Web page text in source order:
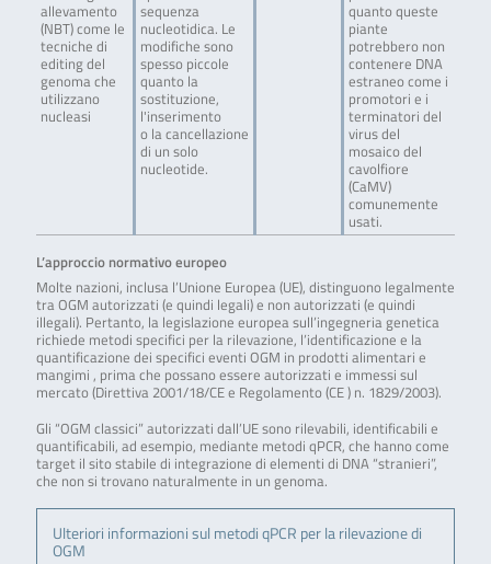
allevamento
(NBT) come le
tecniche di
editing del
genoma che
utilizzano
nucleasi
sequenza
nucleotidica. Le
modifiche sono
spesso piccole
quanto la
sostituzione,
l'inserimento
o la cancellazione
di un solo
nucleotide.
quanto queste
piante
potrebbero non
contenere DNA
estraneo come i
promotori e i
terminatori del
virus del
mosaico del
cavolfiore
(CaMV)
comunemente
usati.
L’approccio normativo europeo
Molte nazioni, inclusa l’Unione Europea (UE), distinguono legalmente
tra OGM autorizzati (e quindi legali) e non autorizzati (e quindi
illegali). Pertanto, la legislazione europea sull’ingegneria genetica
richiede metodi specifici per la rilevazione, l’identificazione e la
quantificazione dei specifici eventi OGM in prodotti alimentari e
mangimi , prima che possano essere autorizzati e immessi sul
mercato (Direttiva 2001/18/CE e Regolamento (CE ) n. 1829/2003).
Gli “OGM classici” autorizzati dall’UE sono rilevabili, identificabili e
quantificabili, ad esempio, mediante metodi qPCR, che hanno come
target il sito stabile di integrazione di elementi di DNA “stranieri”,
che non si trovano naturalmente in un genoma.
Ulteriori informazioni sul metodi qPCR per la rilevazione di
OGM